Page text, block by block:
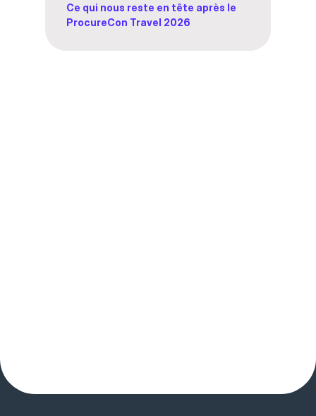
Ce qui nous reste en tête après le
ProcureCon Travel 2026